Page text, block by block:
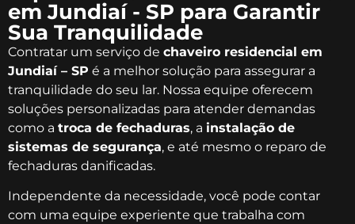
em Jundiaí - SP para Garantir
Sua Tranquilidade
Contratar um serviço de chaveiro residencial em
Jundiaí – SP é a melhor solução para assegurar a
tranquilidade do seu lar. Nossa equipe oferecem
soluções personalizadas para atender demandas
como a troca de fechaduras, a instalação de
sistemas de segurança, e até mesmo o reparo de
fechaduras danificadas.
Independente da necessidade, você pode contar
com uma equipe experiente que trabalha com